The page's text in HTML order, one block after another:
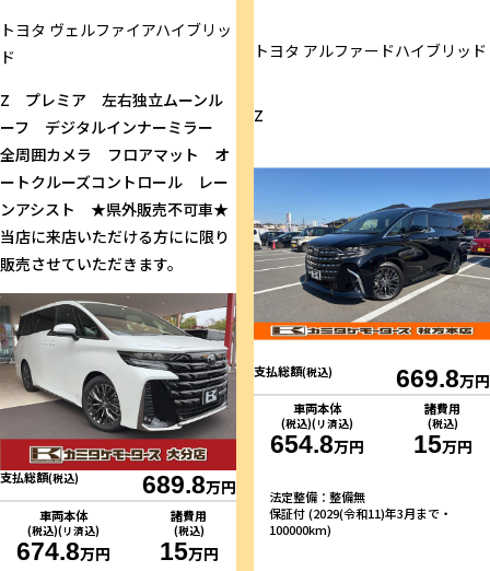
トヨタ ヴェルファイアハイブリッ
ド
Z プレミア 左右独立ムーンル
ーフ デジタルインナーミラー
全周囲カメラ フロアマット オ
ートクルーズコントロール レー
ンアシスト ★県外販売不可車★
当店に来店いただける方にに限り
販売させていただきます。
支払総額(税込) 689.8万円
車両本体
(税込)(リ済込)
674.8万円
諸費用
(税込)
15万円
トヨタ アルファードハイブリッド
Z
支払総額(税込) 669.8万円
車両本体
(税込)(リ済込)
654.8万円
諸費用
(税込)
15万円
法定整備：整備無
保証付 (2029(令和11)年3月まで・
100000km)